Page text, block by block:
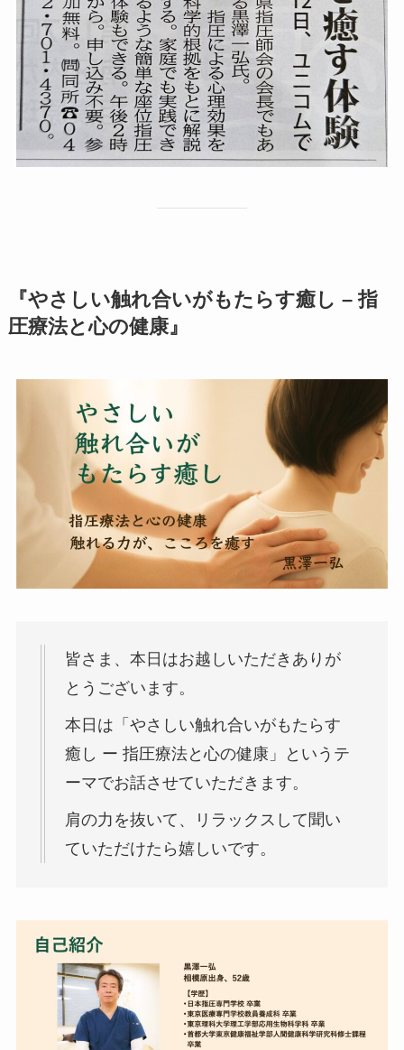
『やさしい触れ合いがもたらす癒し – 指
圧療法と心の健康』
皆さま、本日はお越しいただきありが
とうございます。
本日は「やさしい触れ合いがもたらす
癒し ー 指圧療法と心の健康」というテ
ーマでお話させていただきます。
肩の力を抜いて、リラックスして聞い
ていただけたら嬉しいです。